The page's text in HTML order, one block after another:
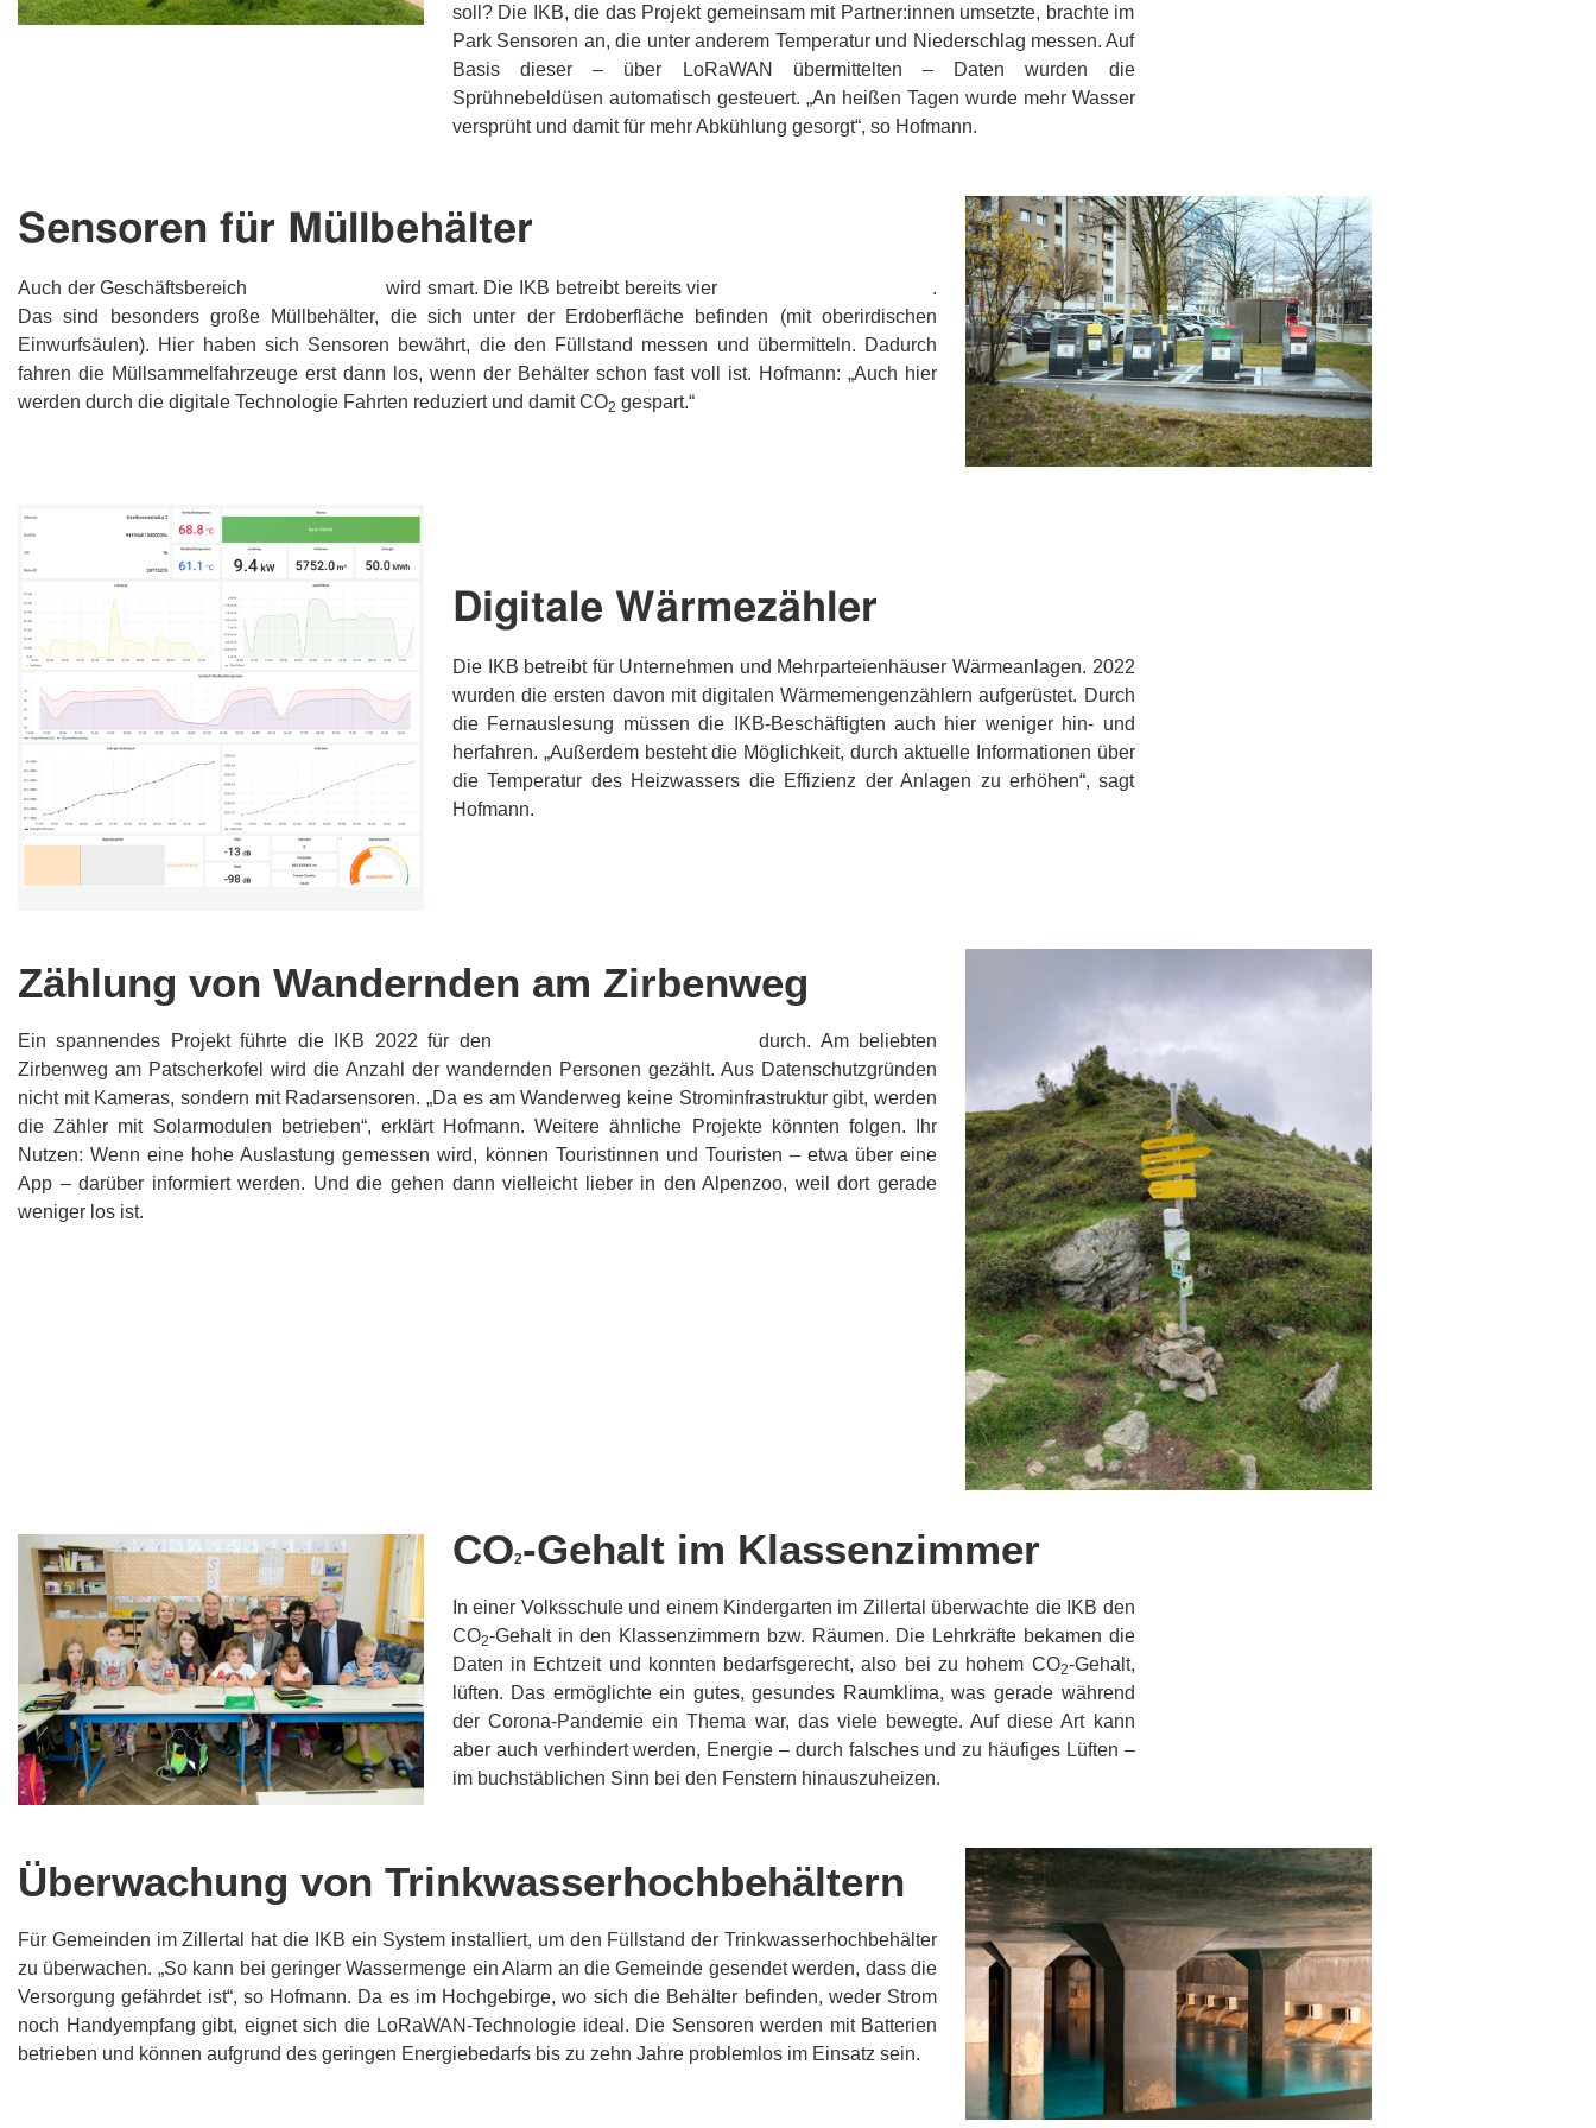
soll? Die IKB, die das Projekt gemeinsam mit Partner:innen umsetzte, brachte im
Park Sensoren an, die unter anderem Temperatur und Niederschlag messen. Auf
Basis dieser – über LoRaWAN übermittelten – Daten wurden die
Sprühnebeldüsen automatisch gesteuert. „An heißen Tagen wurde mehr Wasser
versprüht und damit für mehr Abkühlung gesorgt“, so Hofmann.
Sensoren für Müllbehälter
Auch der Geschäftsbereich wird smart. Die IKB betreibt bereits vier
.
Das sind besonders große Müllbehälter, die sich unter der Erdoberfläche befinden (mit oberirdischen
Einwurfsäulen). Hier haben sich Sensoren bewährt, die den Füllstand messen und übermitteln. Dadurch
fahren die Müllsammelfahrzeuge erst dann los, wenn der Behälter schon fast voll ist. Hofmann: „Auch hier
werden durch die digitale Technologie Fahrten reduziert und damit CO2 gespart.“
Digitale Wärmezähler
Die IKB betreibt für Unternehmen und Mehrparteienhäuser Wärmeanlagen. 2022
wurden die ersten davon mit digitalen Wärmemengenzählern aufgerüstet. Durch
die Fernauslesung müssen die IKB-Beschäftigten auch hier weniger hin- und
herfahren. „Außerdem besteht die Möglichkeit, durch aktuelle Informationen über
die Temperatur des Heizwassers die Effizienz der Anlagen zu erhöhen“, sagt
Hofmann.
Zählung von Wandernden am Zirbenweg
Ein spannendes Projekt führte die IKB 2022 für den
durch. Am beliebten
Zirbenweg am Patscherkofel wird die Anzahl der wandernden Personen gezählt. Aus Datenschutzgründen
nicht mit Kameras, sondern mit Radarsensoren. „Da es am Wanderweg keine Strominfrastruktur gibt, werden
die Zähler mit Solarmodulen betrieben“, erklärt Hofmann. Weitere ähnliche Projekte könnten folgen. Ihr
Nutzen: Wenn eine hohe Auslastung gemessen wird, können Touristinnen und Touristen – etwa über eine
App – darüber informiert werden. Und die gehen dann vielleicht lieber in den Alpenzoo, weil dort gerade
weniger los ist.
CO2-Gehalt im Klassenzimmer
In einer Volksschule und einem Kindergarten im Zillertal überwachte die IKB den
CO2-Gehalt in den Klassenzimmern bzw. Räumen. Die Lehrkräfte bekamen die
Daten in Echtzeit und konnten bedarfsgerecht, also bei zu hohem CO2-Gehalt,
lüften. Das ermöglichte ein gutes, gesundes Raumklima, was gerade während
der Corona-Pandemie ein Thema war, das viele bewegte. Auf diese Art kann
aber auch verhindert werden, Energie – durch falsches und zu häufiges Lüften –
im buchstäblichen Sinn bei den Fenstern hinauszuheizen.
Überwachung von Trinkwasserhochbehältern
Für Gemeinden im Zillertal hat die IKB ein System installiert, um den Füllstand der Trinkwasserhochbehälter
zu überwachen. „So kann bei geringer Wassermenge ein Alarm an die Gemeinde gesendet werden, dass die
Versorgung gefährdet ist“, so Hofmann. Da es im Hochgebirge, wo sich die Behälter befinden, weder Strom
noch Handyempfang gibt, eignet sich die LoRaWAN-Technologie ideal. Die Sensoren werden mit Batterien
betrieben und können aufgrund des geringen Energiebedarfs bis zu zehn Jahre problemlos im Einsatz sein.